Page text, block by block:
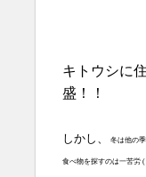
キトウシに
盛！！
しかし、 冬は他の
食べ物を探すのは一苦労